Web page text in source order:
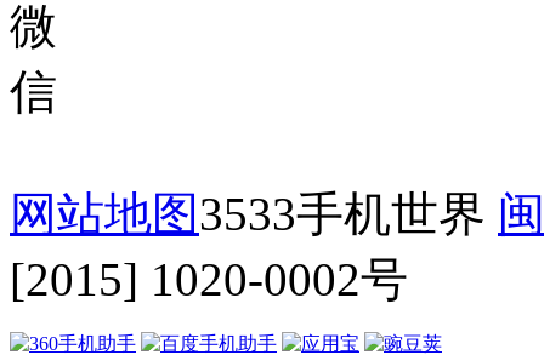
网站地图3533手机世界
[2015] 1020-0002号